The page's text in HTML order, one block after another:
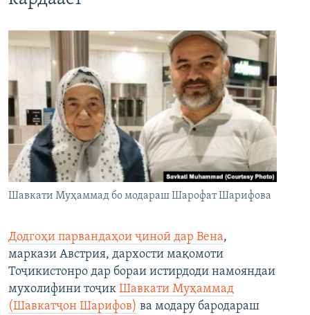
Шавкати Муҳаммад бо модараш Шарофат Шарифова
Додгоҳи парвандаҳои ҷиноӣ дар Вена,
маркази Австрия, дархости мақомоти
Тоҷикистонро дар бораи истирдоди намояндаи
мухолифини тоҷик Шавкати Муҳаммад
(Шавкатҷон Шарифов) ва модару бародараш